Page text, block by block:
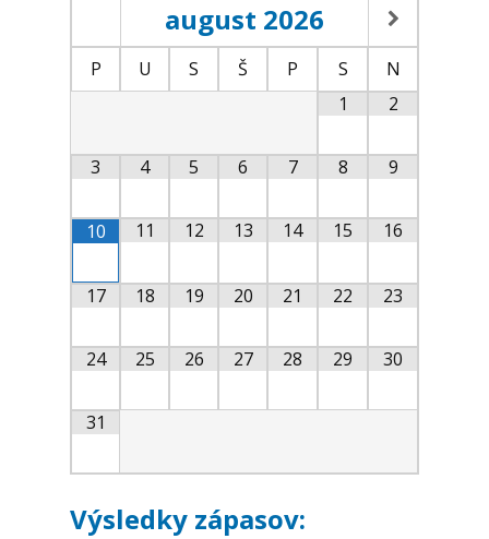
august 2026
P U S Š P S
N
1
2
3 4 5 6 7 8 9
10 11 12 13 14 15 16
17 18 19 20 21 22 23
24 25 26 27 28 29 30
31
Výsledky zápasov: